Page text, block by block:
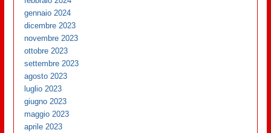
gennaio 2024
dicembre 2023
novembre 2023
ottobre 2023
settembre 2023
agosto 2023
luglio 2023
giugno 2023
maggio 2023
aprile 2023